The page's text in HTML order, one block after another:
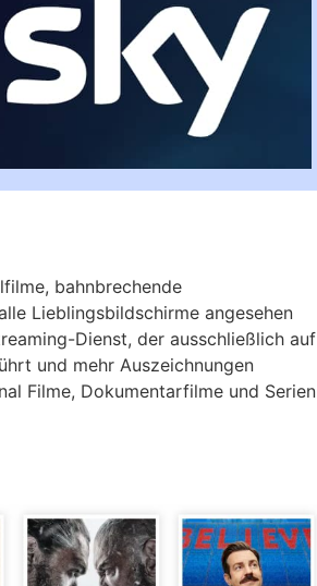
bahnbrechende
Lieblingsbildschirme angesehen
Dienst, der ausschließlich auf
und mehr Auszeichnungen
Filme, Dokumentarfilme und Serien